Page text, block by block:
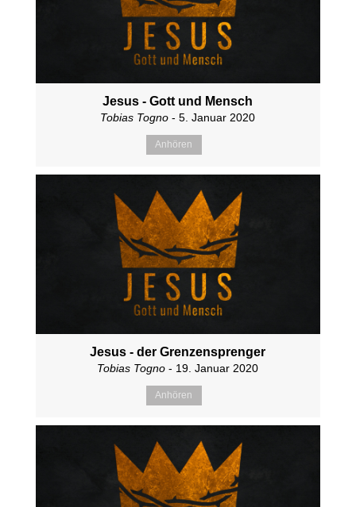
Jesus - Gott und Mensch
Tobias Togno - 5. Januar 2020
Anhören
Jesus - der Grenzensprenger
Tobias Togno - 19. Januar 2020
Anhören